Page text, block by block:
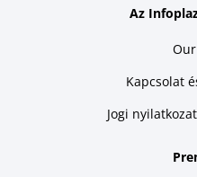
Az
Kapcsolat
Jogi